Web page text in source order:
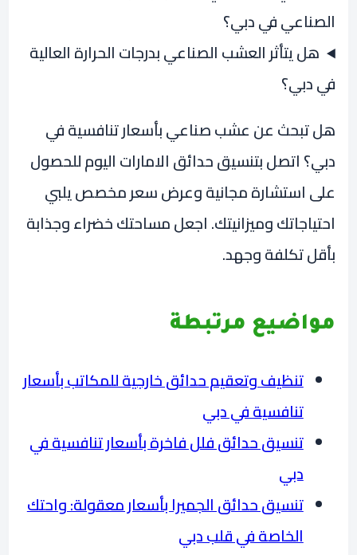
الصناعي في دبي؟
هل يتأثر العشب الصناعي بدرجات الحرارة العالية
في دبي؟
هل تبحث عن عشب صناعي بأسعار تنافسية في
دبي؟ اتصل بتنسيق حدائق الامارات اليوم للحصول
على استشارة مجانية وعرض سعر مخصص يلبي
احتياجاتك وميزانيتك. اجعل مساحتك خضراء وجذابة
بأقل تكلفة وجهد.
مواضيع مرتبطة
تنظيف وتعقيم حدائق خارجية للمكاتب بأسعار
تنافسية في دبي
تنسيق حدائق فلل فاخرة بأسعار تنافسية في
دبي
تنسيق حدائق الجميرا بأسعار معقولة: واحتك
الخاصة في قلب دبي